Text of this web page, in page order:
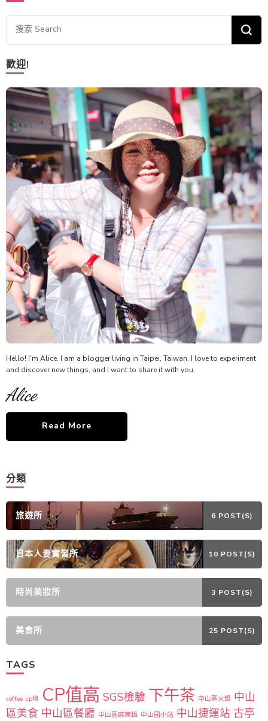
Looking for Something?
歡迎!
Hello! I'm Alice. I am a blogger living in Taipei, Taiwan. I love to experiment
and discover new things, and I want to share it with you.
Alice
Read More
分類
旅遊所 6 POST(S)
日本人妻實習所 10 POST(S)
時尚美妝所 3 POST(S)
美食所 25 POST(S)
TAGS
coffee cp值 CP值高 SGS檢驗 下午茶 中山區火鍋 中山
區美食 中山區餐廳 中山區麻辣鍋 中山國小站 中山捷運站 古亭